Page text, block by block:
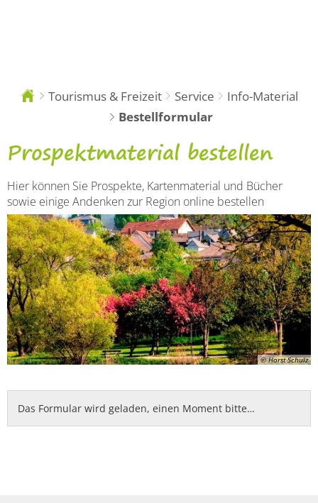
Sie
Tourismus & Freizeit Service
Info-Material
Bestellformular
Bestellformular
Prospektmaterial bestellen
Hier können Sie Prospekte, Kartenmaterial und Bücher
sowie einige Andenken zur Region online bestellen
© Horst Schulz
Das Formular wird geladen, einen Moment bitte…